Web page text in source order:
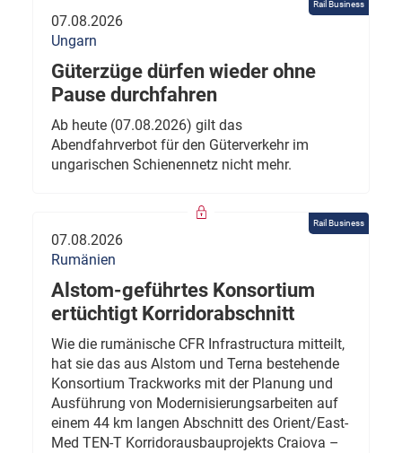
Rail Business
07.08.2026
Ungarn
Güterzüge dürfen wieder ohne
Pause durchfahren
Ab heute (07.08.2026) gilt das
Abendfahrverbot für den Güterverkehr im
ungarischen Schienennetz nicht mehr.
Rail Business
07.08.2026
Rumänien
Alstom-geführtes Konsortium
ertüchtigt Korridorabschnitt
Wie die rumänische CFR Infrastructura mitteilt,
hat sie das aus Alstom und Terna bestehende
Konsortium Trackworks mit der Planung und
Ausführung von Modernisierungsarbeiten auf
einem 44 km langen Abschnitt des Orient/East-
Med TEN-T Korridorausbauprojekts Craiova –